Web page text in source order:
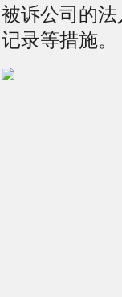
被诉公司的
记录等措施。